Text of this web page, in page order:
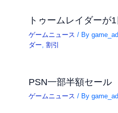
トゥームレイダーが1
ゲームニュース / By
ダー ,割引
PSN一部半額セール
ゲームニュース / By